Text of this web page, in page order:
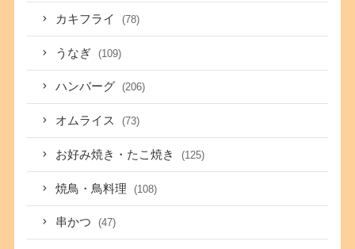
カキフライ (78)
うなぎ (109)
ハンバーグ (206)
オムライス (73)
お好み焼き・たこ焼き (125)
焼鳥・鳥料理 (108)
串かつ (47)